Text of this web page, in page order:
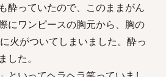
酔っていたので、このままがん
にワンピースの胸元から、胸の
火がついてしまいました。酔っ
た。